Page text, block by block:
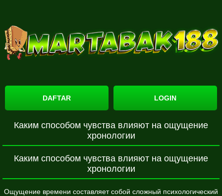
DAFTAR LOGIN
Каким способом чувства влияют на ощущение
хронологии
Каким способом чувства влияют на ощущение
хронологии
Ощущение времени составляет собой сложный психологический